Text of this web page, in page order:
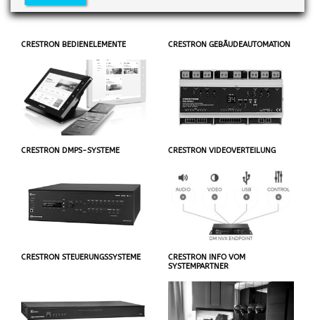
CRESTRON BEDIENELEMENTE CRESTRON GEBÄUDEAUTOMATION
CRESTRON DMPS-SYSTEME CRESTRON VIDEOVERTEILUNG
CRESTRON STEUERUNGSSYSTEME
CRESTRON INFO VOM
SYSTEMPARTNER